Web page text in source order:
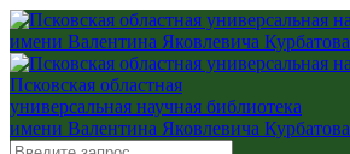
Псковская областная
универсальная научная библиотека
имени Валентина Яковлевича Курбатова